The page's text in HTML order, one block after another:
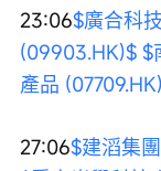
23:06$廣合科
(09903.HK)$ $
產品
27:06$建滔集